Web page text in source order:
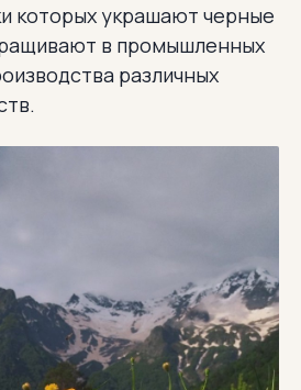
которых украшают черные
в промышленных
различных